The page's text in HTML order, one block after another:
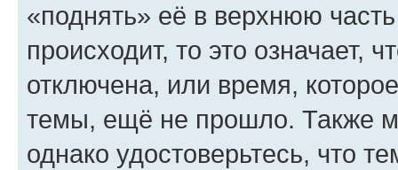
«поднять» её в верхнюю
происходит, то это означает,
отключена, или время,
темы, ещё не прошло. Также
однако удостоверьтесь, что